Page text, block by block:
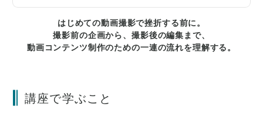
はじめての動画撮影で挫折する前に。
撮影前の企画から、撮影後の編集まで、
動画コンテンツ制作のための一連の流れを理解する。
講座で学ぶこと